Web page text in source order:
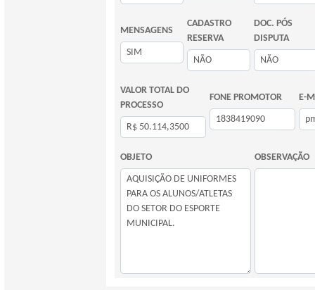
MENSAGENS
CADASTRO
RESERVA
DOC. PÓS
DISPUTA
VALOR TOTAL DO
PROCESSO
FONE PROMOTOR E-
OBJETO OBSERVAÇÃO